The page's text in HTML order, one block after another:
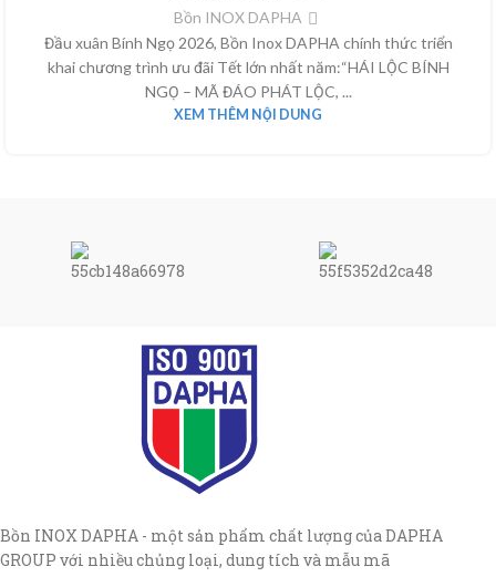
Bồn INOX DAPHA
Đầu xuân Bính Ngọ 2026, Bồn Inox DAPHA chính thức triển
khai chương trình ưu đãi Tết lớn nhất năm:“HÁI LỘC BÍNH
NGỌ – MÃ ĐÁO PHÁT LỘC, ...
XEM THÊM NỘI DUNG
Bồn INOX DAPHA - một sản phẩm chất lượng của DAPHA
GROUP với nhiều chủng loại, dung tích và mẫu mã